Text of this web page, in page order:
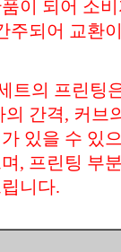
이 되어 소
주되어 교환
트의 프린팅
간격, 커브
있을 수 있
, 프린팅 부
니다.